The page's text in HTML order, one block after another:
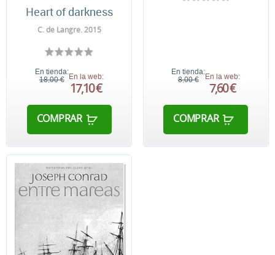
Heart of darkness
C. de Langre. 2015
En tienda:
18,00 € En la web:
17,10 €
COMPRAR
En tienda:
8,00 €
En la web:
7,60 €
COMPRAR